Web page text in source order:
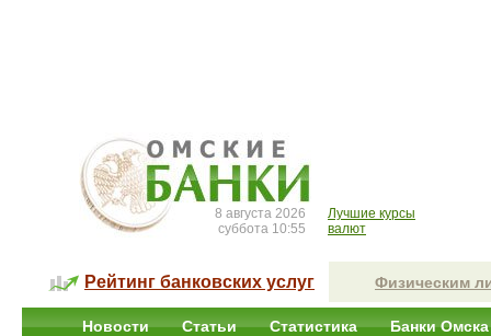
8 августа 2026
суббота 10:55
Лучшие курсы
валют
Рейтинг банковских услуг Физическим
Новости Статьи Статистика Банки Омска